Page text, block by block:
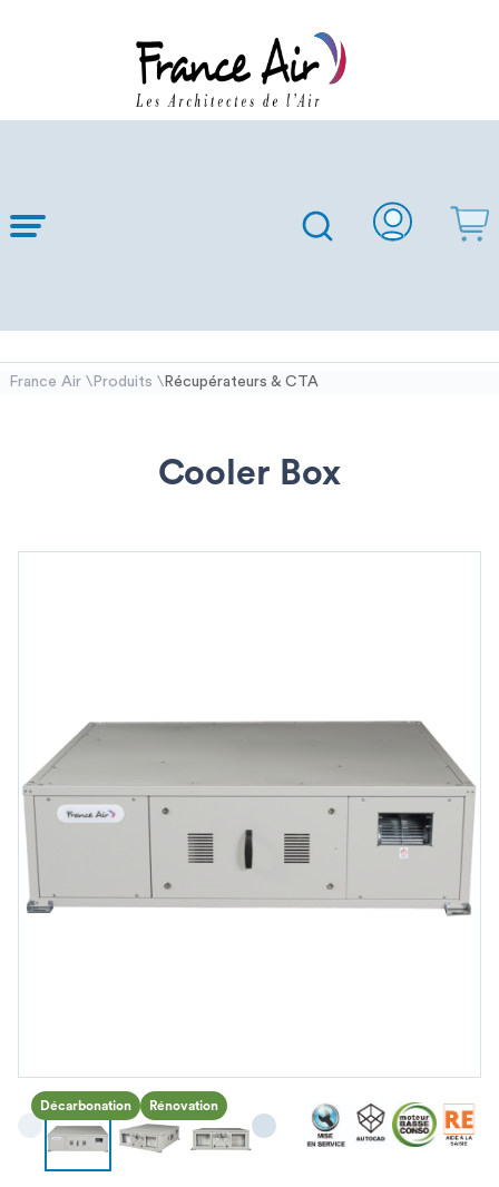
Content
France Air \ Produits \ Récupérateurs & CTA
Cooler Box
Décarbonation Rénovation